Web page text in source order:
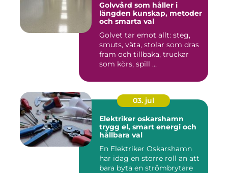
Golvvård som håller i
längden kunskap, metoder
och smarta val
Golvet tar emot allt: steg,
smuts, väta, stolar som dras
fram och tillbaka, truckar
som körs, spill ...
03. jul
Elektriker oskarshamn
trygg el, smart energi och
hållbara val
En Elektriker Oskarshamn
har idag en större roll än att
bara byta en strömbrytare